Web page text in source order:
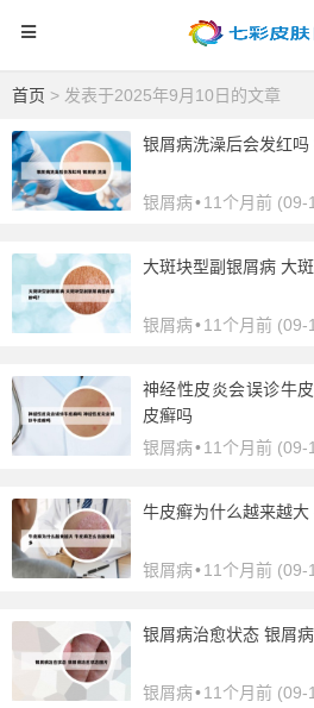
首页 > 发表于2025年9月10日的文章
银屑病洗澡后会发红
银屑病•11个月前 (09-
大斑块型副银屑病 大
银屑病•11个月前 (09-
神经性皮炎会误诊牛
皮癣吗
银屑病•11个月前 (09-
牛皮癣为什么越来越
银屑病•11个月前 (09-
银屑病治愈状态 银屑
银屑病•11个月前 (09-